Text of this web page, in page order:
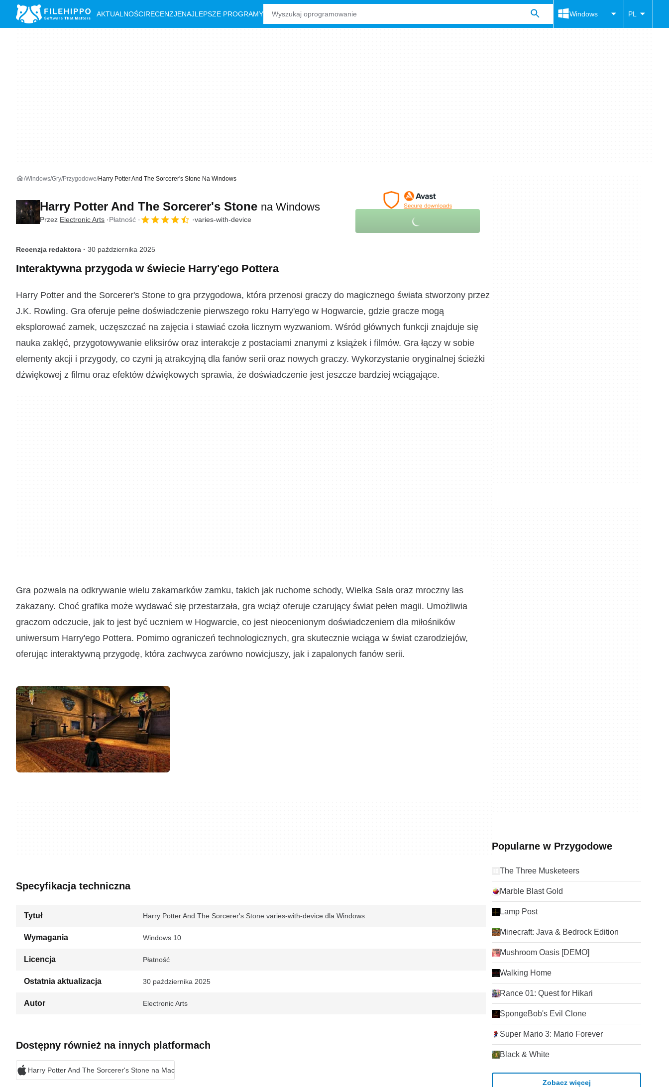
AKTUALNOŚCIRECENZJENAJLEPSZE PROGRAMY Windows PL
Windows Gry Przygodowe Harry Potter And The Sorcerer's Stone Na Windows
Harry Potter And The Sorcerer's Stone na Windows
Przez Electronic Arts Płatność varies-with-device
Recenzja redaktora · 30 października 2025
Interaktywna przygoda w świecie Harry'ego Pottera
Harry Potter and the Sorcerer's Stone to gra przygodowa, która przenosi graczy do magicznego świata stworzony przez
J.K. Rowling. Gra oferuje pełne doświadczenie pierwszego roku Harry'ego w Hogwarcie, gdzie gracze mogą
eksplorować zamek, uczęszczać na zajęcia i stawiać czoła licznym wyzwaniom. Wśród głównych funkcji znajduje się
nauka zaklęć, przygotowywanie eliksirów oraz interakcje z postaciami znanymi z książek i filmów. Gra łączy w sobie
elementy akcji i przygody, co czyni ją atrakcyjną dla fanów serii oraz nowych graczy. Wykorzystanie oryginalnej ścieżki
dźwiękowej z filmu oraz efektów dźwiękowych sprawia, że doświadczenie jest jeszcze bardziej wciągające.
Gra pozwala na odkrywanie wielu zakamarków zamku, takich jak ruchome schody, Wielka Sala oraz mroczny las
zakazany. Choć grafika może wydawać się przestarzała, gra wciąż oferuje czarujący świat pełen magii. Umożliwia
graczom odczucie, jak to jest być uczniem w Hogwarcie, co jest nieocenionym doświadczeniem dla miłośników
uniwersum Harry'ego Pottera. Pomimo ograniczeń technologicznych, gra skutecznie wciąga w świat czarodziejów,
oferując interaktywną przygodę, która zachwyca zarówno nowicjuszy, jak i zapalonych fanów serii.
Specyfikacja techniczna
Tytuł Harry Potter And The Sorcerer's Stone varies-with-device dla Windows
Wymagania Windows 10
Licencja Płatność
Ostatnia aktualizacja 30 października 2025
Autor Electronic Arts
Dostępny również na innych platformach
Harry Potter And The Sorcerer's Stone na Mac
Popularne w Przygodowe
The Three Musketeers
Marble Blast Gold
Lamp Post
Minecraft: Java & Bedrock Edition
Mushroom Oasis [DEMO]
Walking Home
Rance 01: Quest for Hikari
SpongeBob's Evil Clone
Super Mario 3: Mario Forever
Black & White
Zobacz więcej